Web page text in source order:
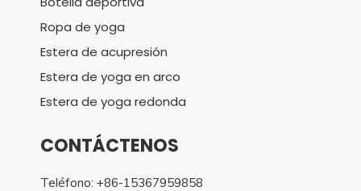
Ropa de yoga
Estera de acupresión
Estera de yoga en arco
Estera de yoga redonda
CONTÁCTENOS
Teléfono: +86-15367959858